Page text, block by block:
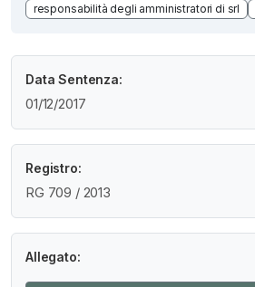
responsabilità degli amministratori di srl
Data Sentenza:
01/12/2017
Registro:
RG 709 / 2013
Allegato: